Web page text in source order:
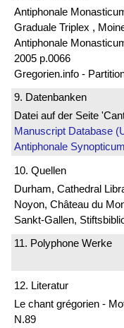
Antiphonale
Graduale Triplex ,
Antiphonale
2005 p.0066
Gregorien.info -
9. Datenbanken
Datei auf der Seite
Manuscript Database
Antiphonale
10. Quellen
Durham, Cathedral
Noyon, Château du
Sankt-Gallen,
11. Polyphone Werke
12. Literatur
Le chant grégorien -
N.89